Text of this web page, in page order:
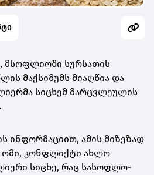
, მსოფლიოში სურსათის
მაქსიმუმს მიაღწია და
სიცხემ მარცვლეულის
ინფორმაციით, ამის მიზეზად
ომი, კონფლიქტი ახლო
სიცხე, რაც სასოფლო-